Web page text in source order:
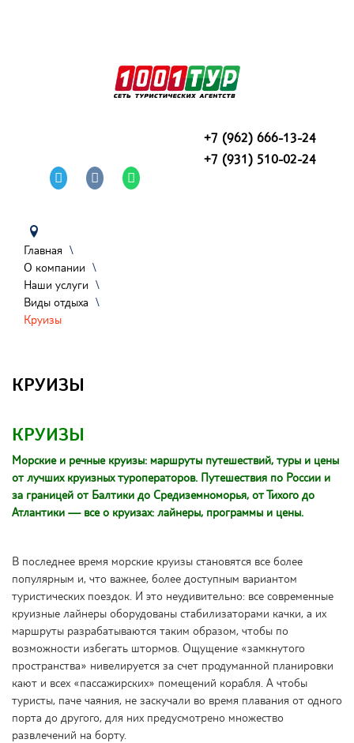
ПОИСК ТУРОВ - ОНЛАЙН ?
ГОРЯЩИЕ ТУРЫ
БЛОГ О ТУРИЗМЕ
вакансии
Где купить
Наши услуги
Авиабилеты
Рассрочка и кредит
АКТИВНЫЙ ОТДЫХ
ОТДЫХ НА МОРЕ
ЛЕЧЕНИЕ И ОЗДОРОВЛЕНИЕ
ПЕНСИОННЫЕ ТУРЫ
СВАДЕБНЫЕ ПУТЕШЕСТВИЯ
ОНЛАЙН ОПЛАТА
Как удалить из Интернет архив (archive.org) свой сайт
ГОРЯЩИЕ ТУРЫ ПО СТРАНАМ
Тур в Турцию
Туры по России
Тур на Кубу
Тур в Абхазию
Тур на Мальдивы
Тур в ОАЭ
Тур в Египет
Тур в Таиланд
туры на Шри-Ланку
+7 (962) 666-13-24
+7 (931) 510-02-24
Главная \
О компании \
Наши услуги \
Виды отдыха \
Круизы
КРУИЗЫ
КРУИЗЫ
Морские и речные круизы: маршруты путешествий, туры и цены
от лучших круизных туроператоров. Путешествия по России и
за границей от Балтики до Средиземноморья, от Тихого до
Атлантики — все о круизах: лайнеры, программы и цены.
В последнее время морские круизы становятся все более
популярным и, что важнее, более доступным вариантом
туристических поездок. И это неудивительно: все современные
круизные лайнеры оборудованы стабилизаторами качки, а их
маршруты разрабатываются таким образом, чтобы по
возможности избегать штормов. Ощущение «замкнутого
пространства» нивелируется за счет продуманной планировки
кают и всех «пассажирских» помещений корабля. А чтобы
туристы, паче чаяния, не заскучали во время плавания от одного
порта до другого, для них предусмотрено множество
развлечений на борту.